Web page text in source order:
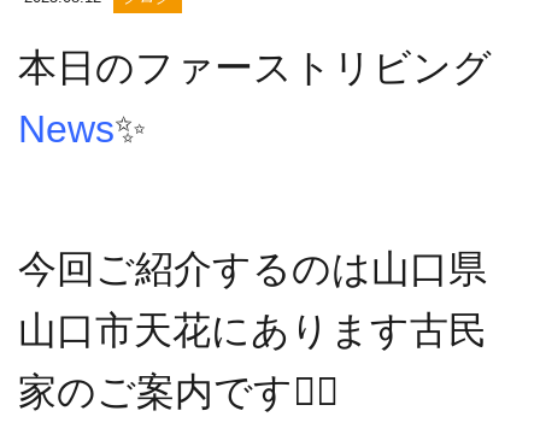
本日のファーストリビング
News✨
今回ご紹介するのは山口県
山口市天花にあります古民
家のご案内です💁‍♂️